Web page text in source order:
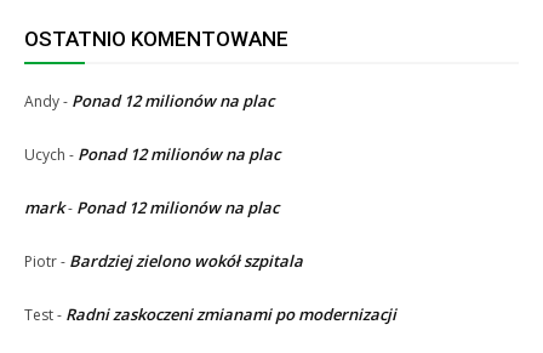
OSTATNIO KOMENTOWANE
Andy- Ponad 12 milionów na plac
Ucych - Ponad 12 milionów na plac
mark- Ponad 12 milionów na plac
Piotr- Bardziej zielono wokół szpitala
Test- Radni zaskoczeni zmianami po modernizacji